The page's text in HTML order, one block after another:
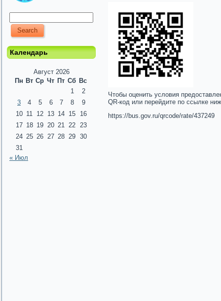
Календарь
Август 2026
Пн Вт Ср Чт Пт Сб Вс
1
2
3
4 5 6 7 8
9
10 11 12 13 14 15
16
17 18 19 20 21 22
23
24 25 26 27 28 29 30
31
« Июл
Чтобы оценить условия
QR-код или перейдите по ссылке
https://bus.gov.ru/qrcode/rate/437249